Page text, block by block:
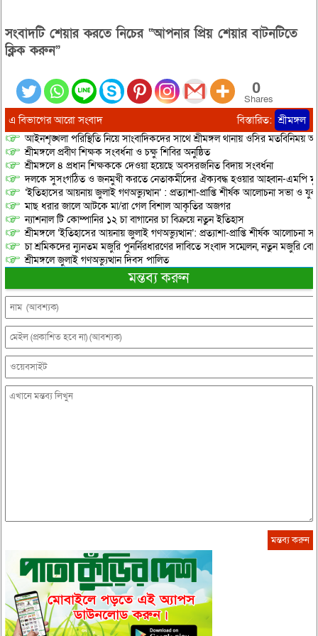
সংবাদটি শেয়ার করতে নিচের “আপনার প্রিয় শেয়ার বাটনটিতে
ক্লিক করুন”
0
Shares
এ বিভাগের আরো সংবাদ বিস্তারিত: শ্রীমঙ্গল
আইনশৃঙ্খলা পরিস্থিতি নিয়ে সাংবাদিকদের সাথে শ্রীমঙ্গল থানায় ওসির মতবিনিময়
শ্রীমঙ্গলে প্রবীণ শিক্ষক সংবর্ধনা ও চক্ষু শিবির অনুষ্ঠিত
শ্রীমঙ্গলে ৪ প্রধান শিক্ষককে দেওয়া হয়েছে অবসরজনিত বিদায় সংবর্ধনা
দলকে সুসংগঠিত ও জনমুখী করতে নেতাকর্মীদের ঐক্যবদ্ধ হওয়ার আহ্বান-এমপি
‘ইতিহাসের আয়নায় জুলাই গণঅভ্যুত্থান’ : প্রত্যাশা-প্রাপ্তি শীর্ষক আলোচনা সভা ও
মাছ ধরার জালে আটকে মা/রা গেল বিশাল আকৃতির অজগর
ন্যাশনাল টি কোম্পানির ১২ চা বাগানের চা বিক্রয়ে নতুন ইতিহাস
শ্রীমঙ্গলে ‘ইতিহাসের আয়নায় জুলাই গণঅভ্যুত্থান’: প্রত্যাশা-প্রাপ্তি শীর্ষক আলোচনা
চা শ্রমিকদের ন্যুনতম মজুরি পুনর্নিরধারণের দাবিতে সংবাদ সম্মেলন, নতুন মজুরি
শ্রীমঙ্গলে জুলাই গণঅভ্যুত্থান দিবস পালিত
মন্তব্য করুন